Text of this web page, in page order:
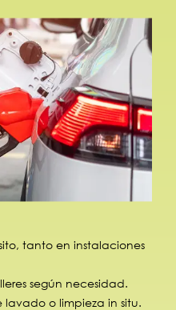
tanto en instalaciones
según necesidad.
lavado o limpieza in situ.